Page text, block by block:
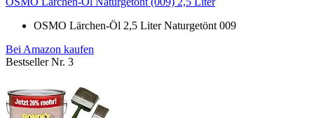
OSMO Lärchen-Öl 2,5 Liter Naturgetönt 009
Bei Amazon kaufen
Bestseller Nr. 3